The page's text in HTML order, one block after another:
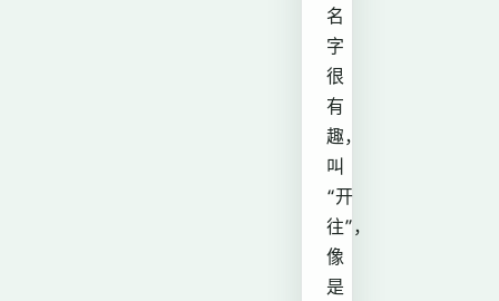
名
字
很
有
趣，
叫
“开
往”，
像
是